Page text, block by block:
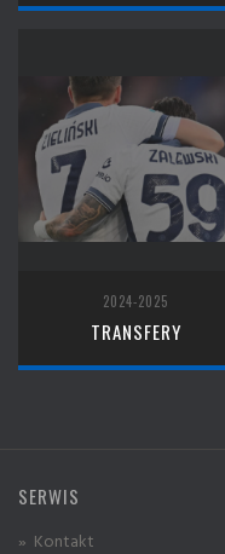
2024-2025
TRANSFERY
SERWIS
» Kontakt